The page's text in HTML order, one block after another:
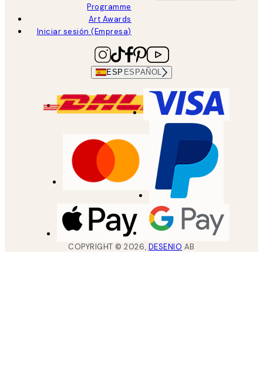
Programme
Art Awards
Iniciar sesión (Empresa)
ESP ESPAÑOL
COPYRIGHT ©2026, DESENIO AB